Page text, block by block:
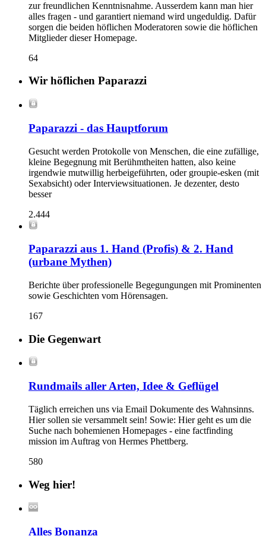
zur freundlichen Kenntnisnahme. Ausserdem kann man hier
alles fragen - und garantiert niemand wird ungeduldig. Dafür
sorgen die beiden höflichen Moderatoren sowie die höflichen
Mitglieder dieser Homepage.
64
Wir höflichen Paparazzi
Paparazzi - das Hauptforum
Gesucht werden Protokolle von Menschen, die eine zufällige,
kleine Begegnung mit Berühmtheiten hatten, also keine
irgendwie mutwillig herbeigeführten, oder groupie-esken (mit
Sexabsicht) oder Interviewsituationen. Je dezenter, desto
besser
2.444
Paparazzi aus 1. Hand (Profis) & 2. Hand
(urbane Mythen)
Berichte über professionelle Begegungungen mit Prominenten
sowie Geschichten vom Hörensagen.
167
Die Gegenwart
Rundmails aller Arten, Idee & Geflügel
Täglich erreichen uns via Email Dokumente des Wahnsinns.
Hier sollen sie versammelt sein! Sowie: Hier geht es um die
Suche nach bohemienen Homepages - eine factfinding
mission im Auftrag von Hermes Phettberg.
580
Weg hier!
Alles Bonanza